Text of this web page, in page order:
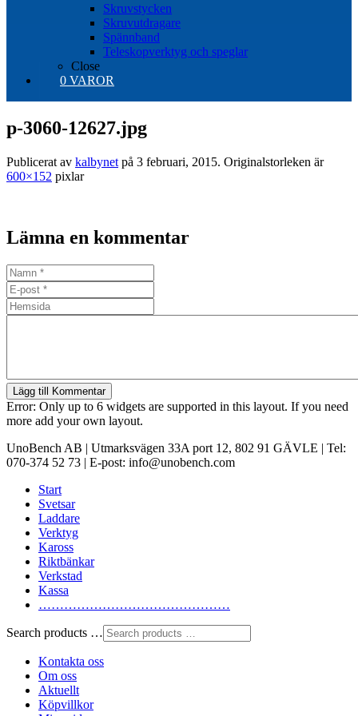
Skruvstycken
Skruvutdragare
Spännband
Teleskopverktyg och speglar
Close
0 VAROR
p-3060-12627.jpg
Publicerat av kalbynet på 3 februari, 2015. Originalstorleken är
600×152 pixlar
Lämna en kommentar
Lägg till Kommentar
Error: Only up to 6 widgets are supported in this layout. If you need
more add your own layout.
UnoBench AB | Utmarksvägen 33A port 12, 802 91 GÄVLE | Tel:
070-374 52 73 | E-post: info@unobench.com
Start
Svetsar
Laddare
Verktyg
Kaross
Riktbänkar
Verkstad
Kassa
………………………………………
Search products …
Kontakta oss
Om oss
Aktuellt
Köpvillkor